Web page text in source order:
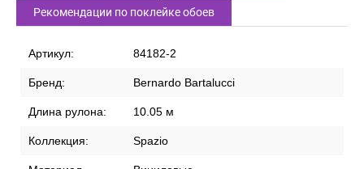
Рекомендации по поклейке обоев
Артикул: 84182-2
Бренд: Bernardo Bartalucci
Длина рулона: 10.05 м
Коллекция: Spazio